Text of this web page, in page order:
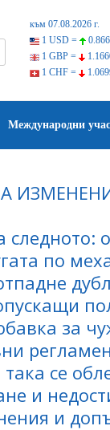
към 07.08.2026 г.
1 USD =
1 GBP =
1 CHF =
Международни
следното:
по
за
се
и
и